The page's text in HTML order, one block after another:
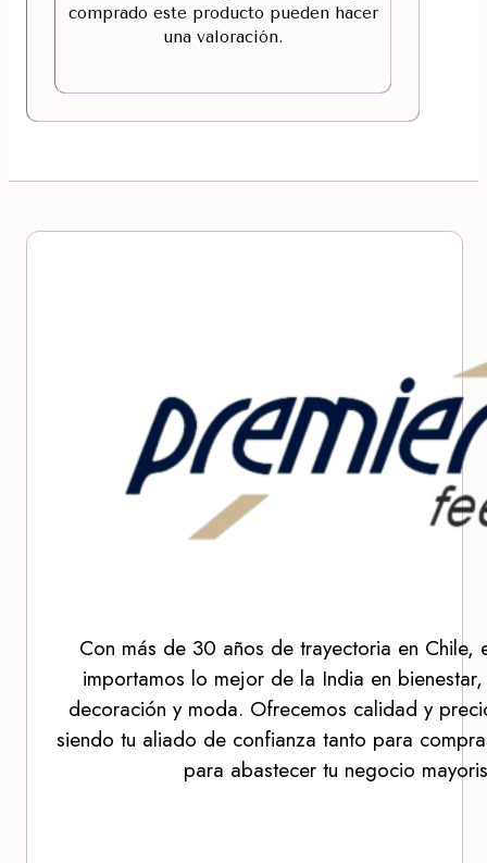
comprado este producto pueden hacer
una valoración.
Con más de 30 años de trayectoria en Chile,
importamos lo mejor de la India en
decoración y moda. Ofrecemos calidad y
siendo tu aliado de confianza tanto para
para abastecer tu negocio